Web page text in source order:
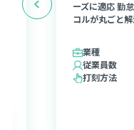
ーズに適応 勤
コルが丸ごと解
業種
従業員数
打刻方法